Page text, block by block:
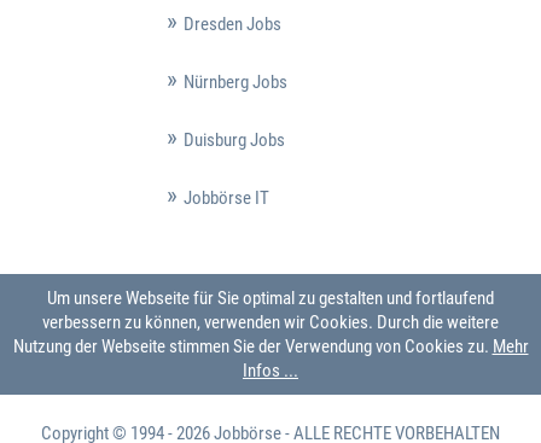
Dresden Jobs
Nürnberg Jobs
Duisburg Jobs
Jobbörse IT
Um unsere Webseite für Sie optimal zu gestalten und fortlaufend
verbessern zu können, verwenden wir Cookies. Durch die weitere
Nutzung der Webseite stimmen Sie der Verwendung von Cookies zu. Mehr
Infos ...
Copyright © 1994 - 2026Jobbörse- ALLE RECHTE VORBEHALTEN